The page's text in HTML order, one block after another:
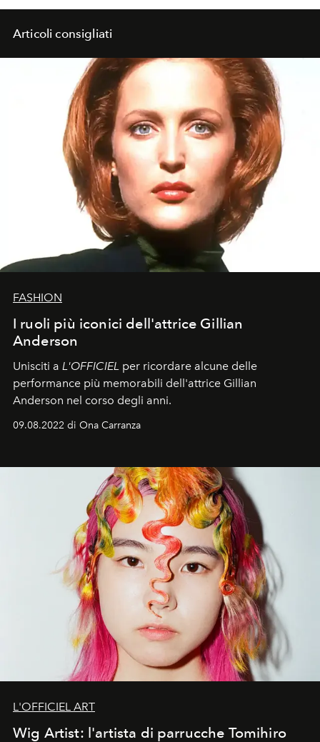
Articoli consigliati
FASHION
I ruoli più iconici dell'attrice Gillian
Anderson
Unisciti a L'OFFICIEL per ricordare alcune delle
performance più memorabili dell'attrice Gillian
Anderson nel corso degli anni.
09.08.2022 di Ona Carranza
L'OFFICIEL ART
Wig Artist: l'artista di parrucche Tomihiro